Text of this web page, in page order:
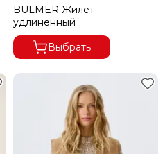
BULMER Жилет
удлиненный
Выбрать